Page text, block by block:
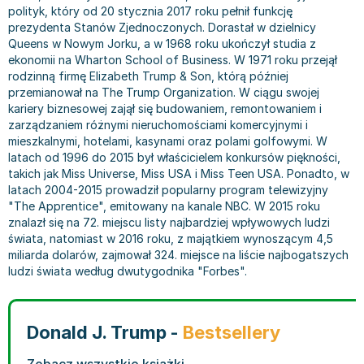
Bajki wiersze
Do kolorowania i naklejania
Kontrastowe obrazki
Kreatywne / Aktywizujące
Poznawanie świata
Podręczniki szkolne
Edukacja przedszkolna
Liceum, Technikum
Szkoła podstawowa
Szkoły wyższe
Szkoła zawodowa
Książki: finanse, księgowość, bankowość
Książki o gospodarce
Inne
Książki o marketingu
Książki o zarządzaniu
Historia - książki
Archeologia - książki
Historia Polski - książki
Historia świata - książki
II Wojna Światowa - książki
Książki militarne
Książki: Prawo
Inne
Książki: Prawo finansowe
Książki: pamiętniki, dzienniki i listy
Wywiady, wspomnienia - książki
Komiksy
Komiksy dla dorosłych
Komiksy dla dzieci
Komiksy dla młodzieży
Komiksy obcojęzyczne
Fantastyka, horror - książki
Książki fantasy
Książki horrory
Science Fiction - książki
Książki kryminały
Książki z poezją, aforyzmami i dramaty
Tomiki poezji
Liceum i technikum
Podręczniki do 1 klasy liceum i technikum
Podręczniki do 2 klasy liceum i technikum
Podręczniki do 3 klasy liceum i technikum
Podręczniki do klasy 4 liceum i technikum
Podręczniki do szkoły zawodowej
Podręczniki do 1 klasy szkoły zawodowej
Podręczniki do 2 klasy szkoły zawodowej
Podręczniki do 3 klasy szkoły zawodowej
Książki dla dzieci
Książki dla dzieci do 2 lat
Książki: bajki dla dzieci do 2 lat
Do kąpieli i zabawy
Obrazki kontrastowe dla niemowląt
Książki o sportowcach
Książki: Turystyka i podróże
Albumy krajoznawcze
Albumy krajoznawcze - Polska
Albumy krajoznawcze - Świat
Atlasy
Atlasy - Polska
Atlasy - świat
Globusy
Mapy
Mapy - Polska
Mapy - Świat
Przewodniki turystyczne
Książki: Zdrowie, rodzina, związki
Julian Tuwim
Bracia Grimm
Stephen King
Tanya Valko
Lauren Kate
Jan Brzechwa
E. L. James
Virginia C. Andrews
Waldemar Łysiak
Monika Szwaja
Camilla Läckberg
Jan Kochanowski
Henning Mankell
Diana Palmer
polityk, który od 20 stycznia 2017 roku pełnił funkcję
prezydenta Stanów Zjednoczonych. Dorastał w dzielnicy
Queens w Nowym Jorku, a w 1968 roku ukończył studia z
ekonomii na Wharton School of Business. W 1971 roku przejął
rodzinną firmę Elizabeth Trump & Son, którą później
przemianował na The Trump Organization. W ciągu swojej
kariery biznesowej zajął się budowaniem, remontowaniem i
zarządzaniem różnymi nieruchomościami komercyjnymi i
mieszkalnymi, hotelami, kasynami oraz polami golfowymi. W
latach od 1996 do 2015 był właścicielem konkursów piękności,
takich jak Miss Universe, Miss USA i Miss Teen USA. Ponadto, w
latach 2004-2015 prowadził popularny program telewizyjny
"The Apprentice", emitowany na kanale NBC. W 2015 roku
znalazł się na 72. miejscu listy najbardziej wpływowych ludzi
świata, natomiast w 2016 roku, z majątkiem wynoszącym 4,5
miliarda dolarów, zajmował 324. miejsce na liście najbogatszych
ludzi świata według dwutygodnika "Forbes".
Donald J. Trump - Bestsellery